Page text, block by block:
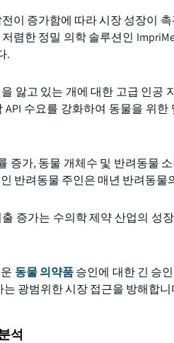
이 증가함에 따라 시장 성장이
렴한 정밀 의학 솔루션인
.
앓고 있는 개에 대한 고급 인공
수요를 강화하여 동물을 위
증가, 동물 개체수 및 반려동물
반려동물 주인은 매년 반려동물
증가는 수의학 제약 산업의 성
동물 의약품승인에 대한 긴 승
광범위한 시장 접근을 방해합니
석